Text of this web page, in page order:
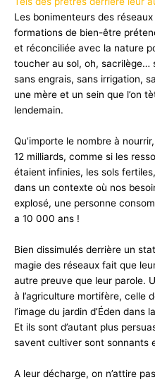
Les bonimenteurs des
formations de bien-être
et réconciliée avec la nature
toucher au sol, oh, sacrilège…
sans engrais, sans irrigation,
une mère et un sein que l’on
lendemain.
Qu’importe le nombre à
12 milliards, comme si les
étaient infinies, les sols
dans un contexte où nos
explosé, une personne
a 10 000 ans !
Bien dissimulés derrière un
magie des réseaux fait que
autre preuve que leur parole.
à l’agriculture mortifère, celle
l’image du jardin d’Éden
Et ils sont d’autant plus
savent cultiver sont sonnants
A leur décharge, on n’attire